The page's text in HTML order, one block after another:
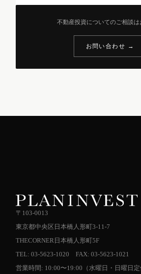
不動産投資についてのご相談は
お問い合わせ →
〒103-0013
東京都中央区日本橋人形町3-11-7
THECORNER日本橋人形町5F
TEL: 03-5623-1020 FAX: 03-5623-1021
営業時間: 10:00〜19:00（水曜日・日曜日定